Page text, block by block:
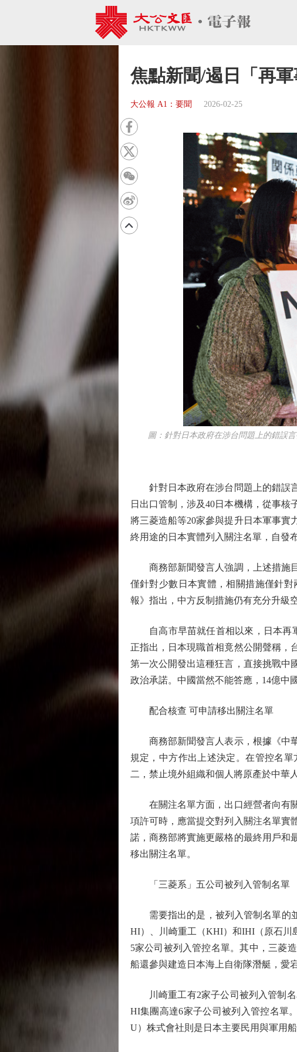
焦點新聞/遏日「再
大公報 A1：要聞 2026-02-25
圖：針對日本政府在涉台問題上的錯誤言
針對日本政府在涉台問題上的錯誤言
日出口管制，涉及40日本機構，從事核
將三菱造船等20家參與提升日本軍事實
終用途的日本實體列入關注名單，自發
商務部新聞發言人強調，上述措施目
僅針對少數日本實體，相關措施僅針
報》指出，中方反制措施仍有充分升級
自高市早苗就任首相以來，日本再軍
正指出，日本現職首相竟然公開聲稱，
第一次公開發出這種狂言，直接挑戰中
政治承諾。中國當然不能答應，14億中
配合核查 可申請移出關注名單
商務部新聞發言人表示，根據《中華
規定，中方作出上述決定。在管控名
二，禁止境外組織和個人將原產於中華
在關注名單方面，出口經營者向有關
項許可時，應當提交對列入關注名單實
諾，商務部將實施更嚴格的最終用戶和
移出關注名單。
「三菱系」五公司被列入管制名單
需要指出的是，被列入管制名單的並
HI）、川崎重工（KHI）和IHI（原石川
5家公司被列入管控名單。其中，三菱
船還參與建造日本海上自衛隊潛艇，愛
川崎重工有2家子公司被列入管制名
HI集團高達6家子公司被列入管控名單
U）株式會社則是日本主要民用與軍用